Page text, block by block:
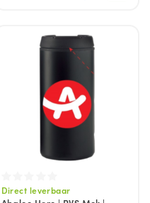
Direct leverbaar